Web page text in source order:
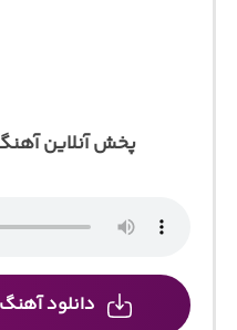
پخش آنلاین
دانلود آهنگ